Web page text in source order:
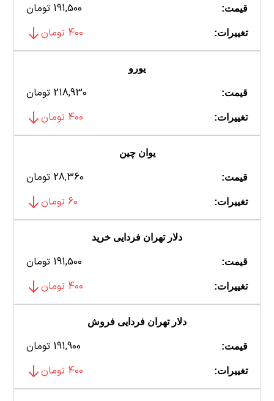
قیمت: 191,500 تومان
تغییرات: 400 تومان
یورو
قیمت: 218,930 تومان
تغییرات: 400 تومان
یوان چین
قیمت: 28,360 تومان
تغییرات: 60 تومان
دلار تهران فردایی خرید
قیمت: 191,500 تومان
تغییرات: 400 تومان
دلار تهران فردایی فروش
قیمت: 191,900 تومان
تغییرات: 400 تومان